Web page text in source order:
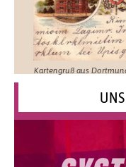
Kartengruß aus